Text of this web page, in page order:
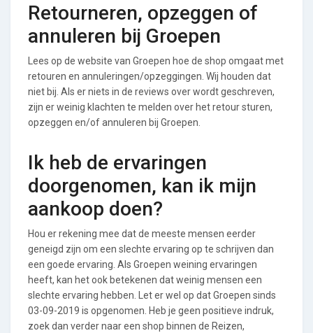
Retourneren, opzeggen of
annuleren bij Groepen
Lees op de website van Groepen hoe de shop omgaat met
retouren en annuleringen/opzeggingen. Wij houden dat
niet bij. Als er niets in de reviews over wordt geschreven,
zijn er weinig klachten te melden over het retour sturen,
opzeggen en/of annuleren bij Groepen.
Ik heb de ervaringen
doorgenomen, kan ik mijn
aankoop doen?
Hou er rekening mee dat de meeste mensen eerder
geneigd zijn om een slechte ervaring op te schrijven dan
een goede ervaring. Als Groepen weining ervaringen
heeft, kan het ook betekenen dat weinig mensen een
slechte ervaring hebben. Let er wel op dat Groepen sinds
03-09-2019 is opgenomen. Heb je geen positieve indruk,
zoek dan verder naar een shop binnen de Reizen,